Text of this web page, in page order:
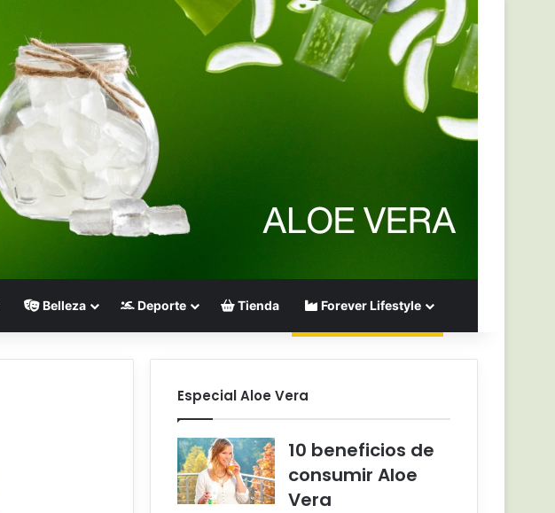
Belleza Deporte Tienda Forever Lifestyle
Especial Aloe Vera
10 beneficios de
consumir Aloe
Vera